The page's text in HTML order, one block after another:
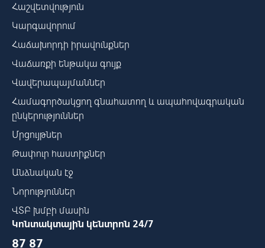
Հաշվետվություն
Կարգավորում
Հաճախորդի իրավունքներ
Վաճառքի ենթակա գույք
Վավերապայմաններ
Համագործակցող գնահատող և ապահովագրական
ընկերություններ
Մրցույթներ
Թափուր հաստիքներ
Անձնական էջ
Նորություններ
ՎՏԲ խմբի մասին
Կոնտակտային կենտրոն 24/7
87 87